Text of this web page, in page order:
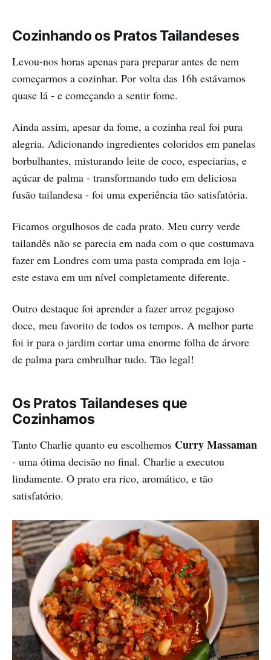
Cozinhando os Pratos Tailandeses
Levou-nos horas apenas para preparar antes de nem
começarmos a cozinhar. Por volta das 16h estávamos
quase lá - e começando a sentir fome.
Ainda assim, apesar da fome, a cozinha real foi pura
alegria. Adicionando ingredientes coloridos em panelas
borbulhantes, misturando leite de coco, especiarias, e
açúcar de palma - transformando tudo em deliciosa
fusão tailandesa - foi uma experiência tão satisfatória.
Ficamos orgulhosos de cada prato. Meu curry verde
tailandês não se parecia em nada com o que costumava
fazer em Londres com uma pasta comprada em loja -
este estava em um nível completamente diferente.
Outro destaque foi aprender a fazer arroz pegajoso
doce, meu favorito de todos os tempos. A melhor parte
foi ir para o jardim cortar uma enorme folha de árvore
de palma para embrulhar tudo. Tão legal!
Os Pratos Tailandeses que
Cozinhamos
Tanto Charlie quanto eu escolhemos Curry Massaman
- uma ótima decisão no final. Charlie a executou
lindamente. O prato era rico, aromático, e tão
satisfatório.